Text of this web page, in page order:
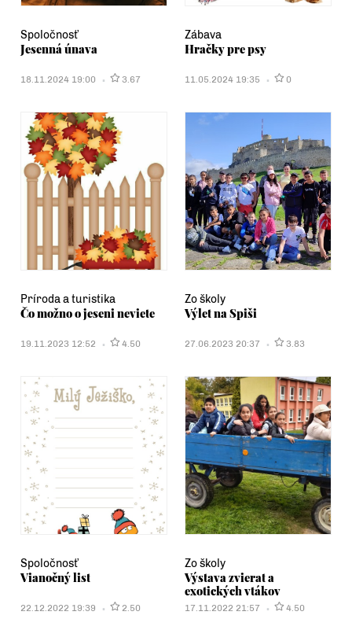
Spoločnosť
Jesenná únava
18.11.2024 19:00 3.67
Zábava
Hračky pre psy
11.05.2024 19:35 0
Príroda a turistika
Čo možno o jeseni neviete
19.11.2023 12:52 4.50
Zo školy
Výlet na Spiši
27.06.2023 20:37 3.83
Spoločnosť
Vianočný list
22.12.2022 19:39 2.50
Zo školy
Výstava zvierat a
exotických vtákov
17.11.2022 21:57 4.50